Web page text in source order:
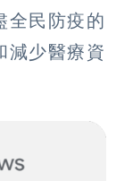
全民防疫的
減少醫療資